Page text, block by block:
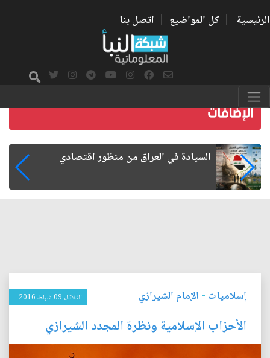
الرئيسية | كل المواضيع | اتصل بنا
ما بعد الأربعين.. كيف اتسعت الزيارة من هويتها
إسلاميات - الإمام الشيرازي الثلاثاء 09 شباط 2016
الأحزاب الإسلامية ونظرة المجدد الشيرازي